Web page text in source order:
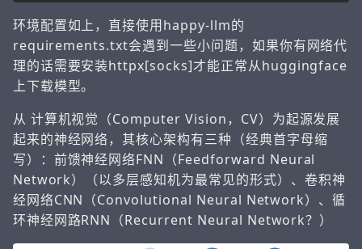
环境配置如上，直接使用happy-llm的
requirements.txt会遇到一些小问题，如果你有网络代
理的话需要安装httpx[socks]才能正常从huggingface
上下载模型。
从 计算机视觉（Computer Vision，CV）为起源发展
起来的神经网络，其核心架构有三种（经典首字母缩
写）：前馈神经网络FNN（Feedforward Neural
Network）（以多层感知机为最常见的形式）、卷积神
经网络CNN（Convolutional Neural Network）、循
环神经网路RNN（Recurrent Neural Network？）